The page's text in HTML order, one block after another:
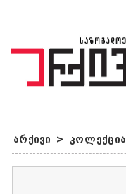
არქივი > კოლექცია